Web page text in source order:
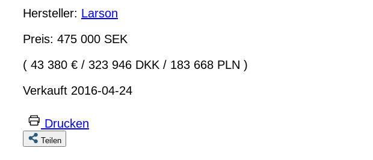
Hersteller: Larson
Preis: 475 000 SEK
( 43 380 € / 323 946 DKK / 183 668 PLN )
Verkauft 2016-04-24
Drucken
Teilen